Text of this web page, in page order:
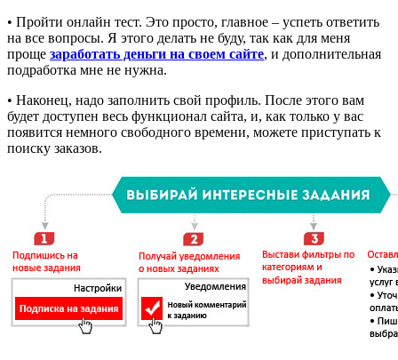
• Пройти онлайн тест. Это просто, главное – успеть ответить
на все вопросы. Я этого делать не буду, так как для меня
проще заработать деньги на своем сайте, и дополнительная
подработка мне не нужна.
• Наконец, надо заполнить свой профиль. После этого вам
будет доступен весь функционал сайта, и, как только у вас
появится немного свободного времени, можете приступать к
поиску заказов.